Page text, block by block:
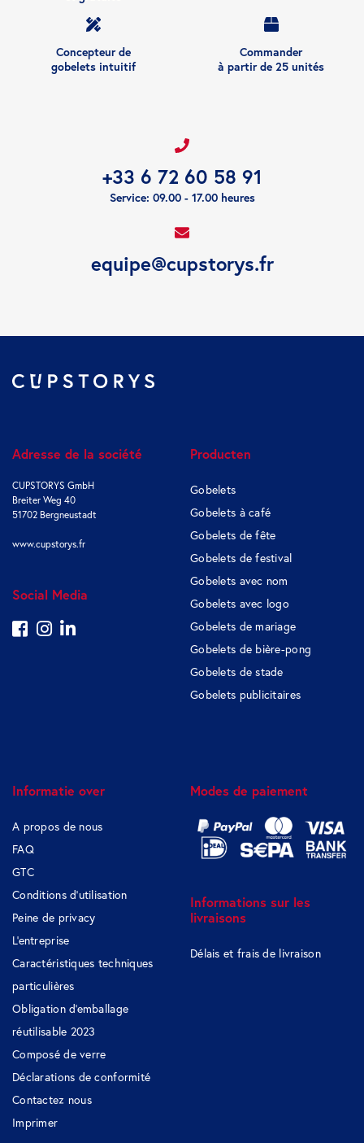
Concepteur de
gobelets intuitif
Commander
à partir de 25 unités
+33 6 72 60 58 91
Service: 09.00 - 17.00 heures
equipe@cupstorys.fr
Adresse de la société
CUPSTORYS GmbH
Breiter Weg 40
51702 Bergneustadt
www.cupstorys.fr
Social Media
Producten
Gobelets
Gobelets à café
Gobelets de fête
Gobelets de festival
Gobelets avec nom
Gobelets avec logo
Gobelets de mariage
Gobelets de bière-pong
Gobelets de stade
Gobelets publicitaires
Informatie over
A propos de nous
FAQ
GTC
Conditions d'utilisation
Peine de privacy
L'entreprise
Caractéristiques techniques
particulières
Obligation d'emballage
réutilisable 2023
Composé de verre
Déclarations de conformité
Contactez nous
Imprimer
Modes de paiement
Informations sur les
livraisons
Délais et frais de livraison